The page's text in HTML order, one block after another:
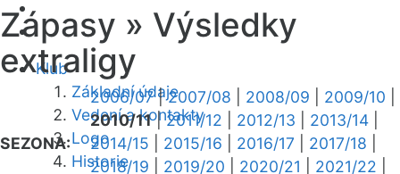
Klub
Základní údaje
Vedení a kontakty
Logo
Historie
Zápasy » Výsledky
extraligy
SEZONA:
2006/07|2007/08 2008/09 2009/10
2010/11|2011/12 2012/13 2013/14
2014/15
2015/16 2016/17 2017/18
2018/19
2019/20 2020/21 2021/22